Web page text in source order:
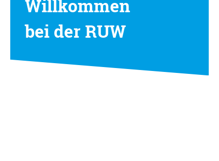
Willkommen
bei der RUW